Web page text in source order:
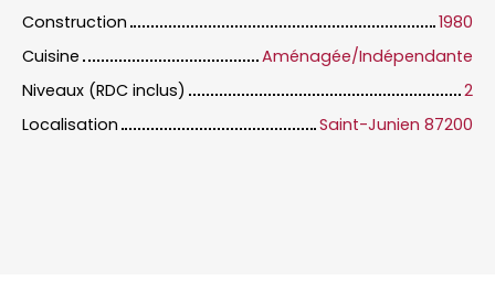
Construction
1980
Cuisine
Aménagée/Indépendante
Niveaux (RDC inclus)
2
Localisation
Saint-Junien 87200